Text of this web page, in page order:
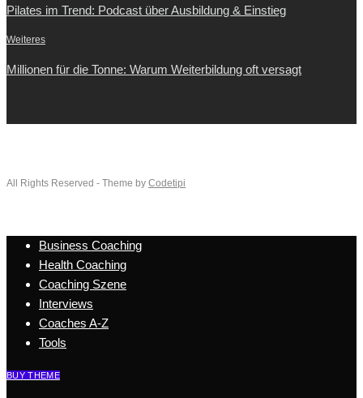
Pilates im Trend: Podcast über Ausbildung & Einstieg
Weiteres
Millionen für die Tonne: Warum Weiterbildung oft versagt
All Rights Reserved - Theme by Codetipi
Business Coaching
Health Coaching
Coaching Szene
Interviews
Coaches A-Z
Tools
BUY THEME